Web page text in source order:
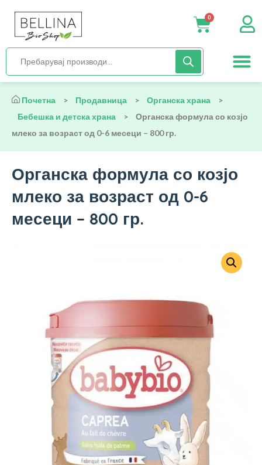
0
Почетна > Продавница > Органска храна
>
Бебешка и детска храна
>
Органска формула со козјо
млеко за возраст од 0-6 месеци – 800 гр.
Органска формула со козјо
млеко за возраст од 0-6
месеци – 800 гр.